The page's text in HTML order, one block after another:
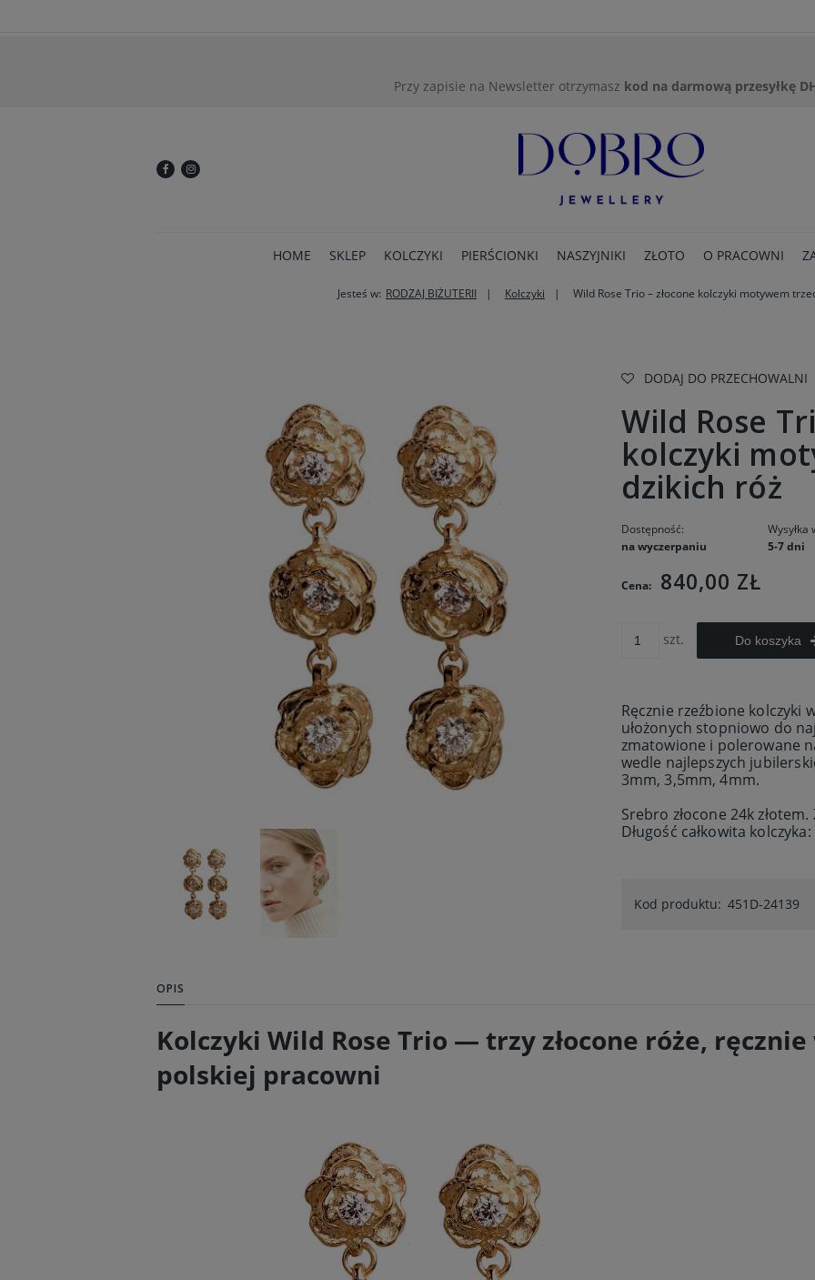
Przy zapisie na Newsletter otrzymasz kod na darmową przesyłkę
HOME SKLEP KOLCZYKI PIERŚCIONKI NASZYJNIKI ZŁOTO O PRACOWNI
Jesteś w: RODZAJ BIŻUTERII Kolczyki Wild Rose Trio – złocone kolczyki motywem
DODAJ DO PRZECHOWALNI
Wild Rose
kolczyki
dzikich róż
Dostępność:
na wyczerpaniu
Wysyłka
5-7 dni
Cena: 840,00 ZŁ
szt. Do koszyka
Ręcznie rzeźbione kolczyki
ułożonych stopniowo do
zmatowione i polerowane
wedle najlepszych
3mm, 3,5mm, 4mm.
Srebro złocone 24k
Długość całkowita
Kod produktu: 451D-24139
OPIS
Kolczyki Wild Rose Trio — trzy złocone róże,
polskiej pracowni